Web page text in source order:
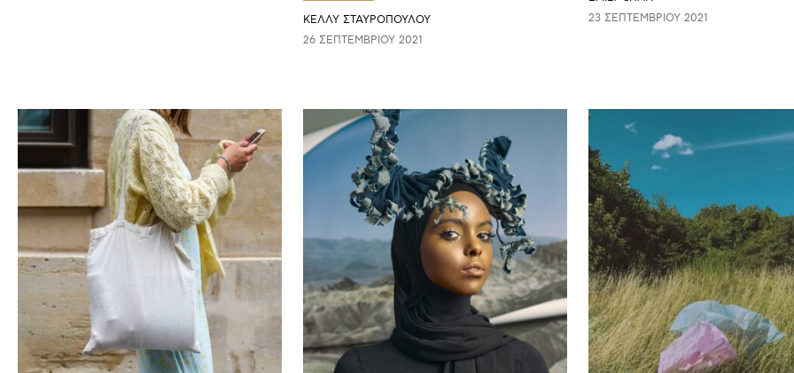
ΚΕΛΛΥ ΣΤΑΥΡΟΠΟΥΛΟΥ
26 ΣΕΠΤΕΜΒΡΊΟΥ 2021
23 ΣΕΠΤΕΜΒΡΊΟΥ 2021